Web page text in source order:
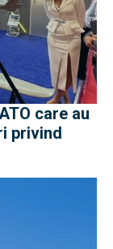
care au
privind